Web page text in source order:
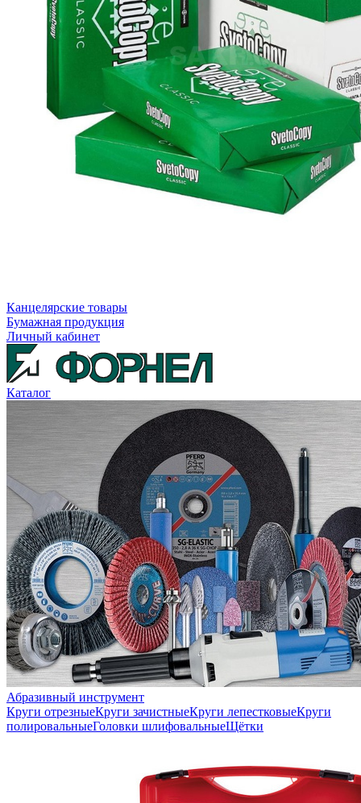
Канцелярские товары
Бумажная продукция
Личный кабинет
Каталог
Абразивный инструмент
Круги отрезныеКруги зачистныеКруги лепестковыеКруги
полировальныеГоловки шлифовальныеЩётки